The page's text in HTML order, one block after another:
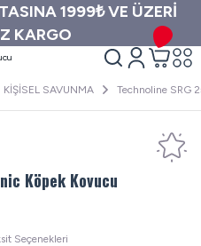
1999₺ VE ÜZERİ
KARGO
KİŞİSEL SAVUNMA Technoline SRG
Köpek Kovucu
Seçenekleri